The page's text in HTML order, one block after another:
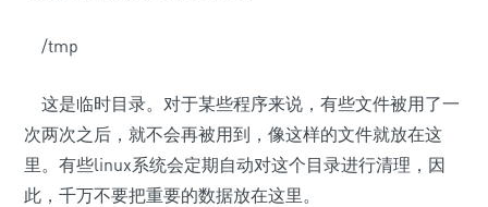
/tmp
这是临时目录。对于某些程序来说，有些文件被用了一
次两次之后，就不会再被用到，像这样的文件就放在这
里。有些linux系统会定期自动对这个目录进行清理，因
此，千万不要把重要的数据放在这里。